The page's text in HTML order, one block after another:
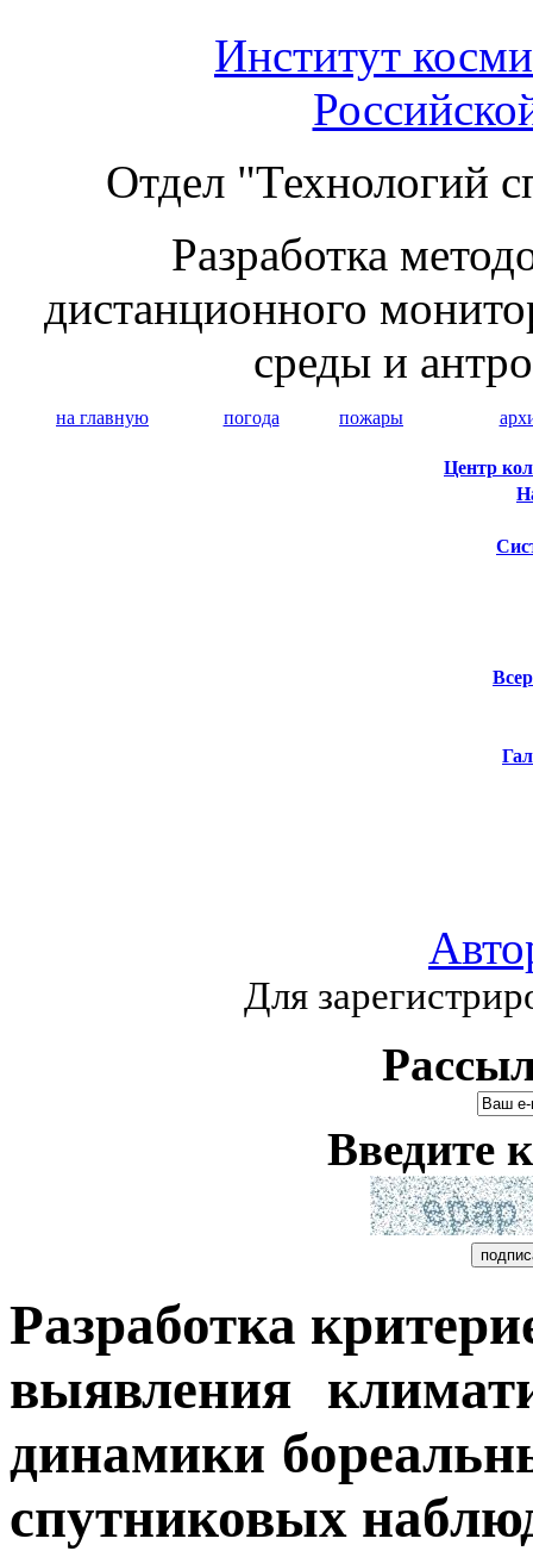
Институт
Отдел "Технологий
Разработка
дистанционного
среды и
на главную погода пожары
Центр
Для
Введите
Разработка
выявления
динамики
спутниковых